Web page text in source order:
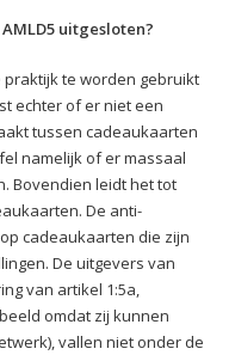
uitgesloten?
te worden gebruikt
echter of er niet een
tussen cadeaukaarten
namelijk of er massaal
Bovendien leidt het tot
De anti-
cadeaukaarten die zijn
De uitgevers van
van artikel 1:5a,
omdat zij kunnen
vallen niet onder de